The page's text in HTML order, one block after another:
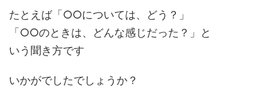
たとえば「○○については、どう？」
「○○のときは、どんな感じだった？」と
いう聞き方です
いかがでしたでしょうか？